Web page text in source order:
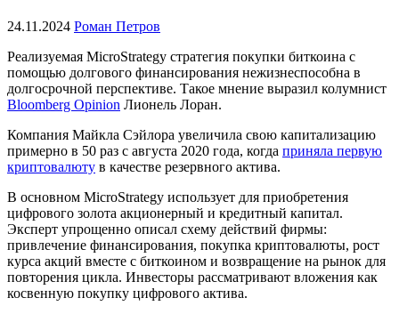
24.11.2024 Роман Петров
Реализуемая MicroStrategy стратегия покупки биткоина с
помощью долгового финансирования нежизнеспособна в
долгосрочной перспективе. Такое мнение выразил колумнист
Bloomberg Opinion Лионель Лоран.
Компания Майкла Сэйлора увеличила свою капитализацию
примерно в 50 раз с августа 2020 года, когда приняла первую
криптовалюту в качестве резервного актива.
В основном MicroStrategy использует для приобретения
цифрового золота акционерный и кредитный капитал.
Эксперт упрощенно описал схему действий фирмы:
привлечение финансирования, покупка криптовалюты, рост
курса акций вместе с биткоином и возвращение на рынок для
повторения цикла. Инвесторы рассматривают вложения как
косвенную покупку цифрового актива.